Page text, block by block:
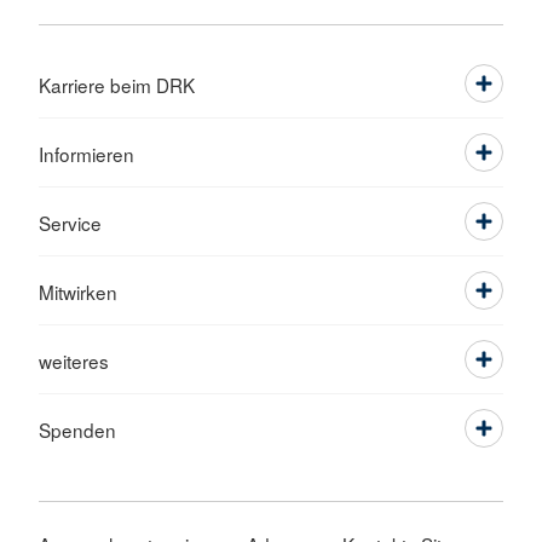
Karriere beim DRK
Informieren
Service
Mitwirken
weiteres
Spenden